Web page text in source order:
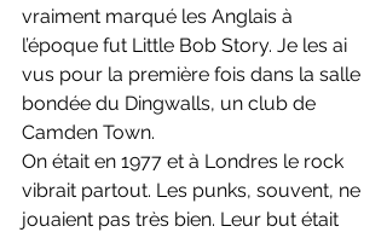
vraiment marqué les Anglais à
l’époque fut Little Bob Story. Je les ai
vus pour la première fois dans la salle
bondée du Dingwalls, un club de
Camden Town.
On était en 1977 et à Londres le rock
vibrait partout. Les punks, souvent, ne
jouaient pas très bien. Leur but était